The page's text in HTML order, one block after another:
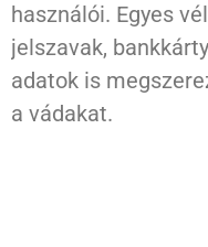
használói. Egyes
jelszavak,
adatok is
a vádakat.